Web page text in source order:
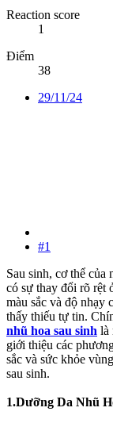
Reaction score
1
Điểm
38
29/11/24
#1
Sau sinh, cơ thể
có sự thay đổi rõ rệt
màu sắc và độ nhạy
thấy thiếu tự tin.
nhũ hoa sau sinh là
giới thiệu các
sắc và sức khỏe
sau sinh.
1.Dưỡng Da Nhũ